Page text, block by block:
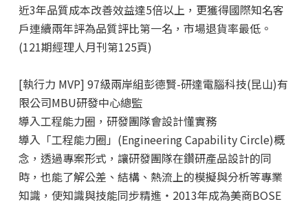
近3年品質成本改善效益達5倍以上，更獲得國際知名客
戶連續兩年評為品質評比第一名，市場退貨率最低。
(121期經理人月刊第125頁)
[執行力 MVP] 97級兩岸組彭德賢-研達電腦科技(昆山)有
限公司MBU研發中心總監
導入工程能力圈，研發團隊會設計懂實務
導入「工程能力圈」(Engineering Capability Circle)概
念，透過專案形式，讓研發團隊在鑽研產品設計的同
時，也能了解公差、結構、熱流上的模擬與分析等專業
知識，使知識與技能同步精進‧2013年成為美商BOSE